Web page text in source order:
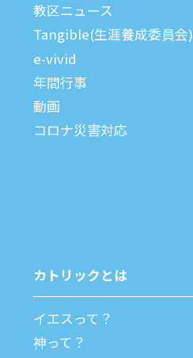
教区ニュース
Tangible(生涯養成委員会)
e-vivid
年間⾏事
動画
コロナ災害対応
カトリックとは
イエスって？
神って？